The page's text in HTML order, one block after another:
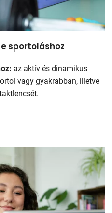
sportoláshoz
az aktív és dinamikus
vagy gyakrabban, illetve